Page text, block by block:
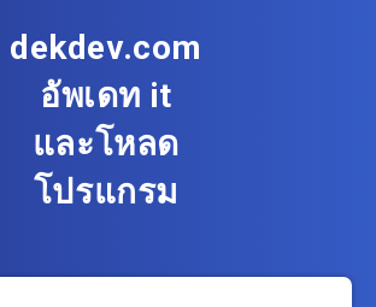
dekdev.com
อัพเดท it
และโหลด
โปรแกรม